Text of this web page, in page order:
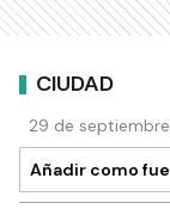
CIUDAD
29 de
Añadir como